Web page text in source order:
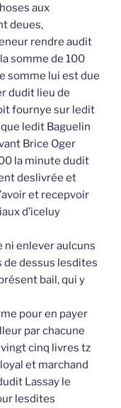
aux
deues,
rendre audit
somme de 100
somme lui est due
dudit lieu de
fournye sur ledit
ledit Baguelin
Brice Oger
la minute dudit
deslivrée et
et recepvoir
d’iceluy
ni enlever aulcuns
de dessus lesdites
bail, qui y
pour en payer
par chacune
cinq livres tz
et marchand
Lassay le
lesdites